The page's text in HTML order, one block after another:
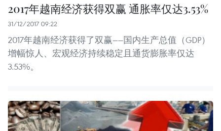
2017年越南经济获得双赢 通胀率仅达3.53%
31/12/2017 09:22
2017年越南经济获得了双赢——国内生产总值（GDP）
增幅惊人、宏观经济持续稳定且通货膨胀率仅达
3.53%。